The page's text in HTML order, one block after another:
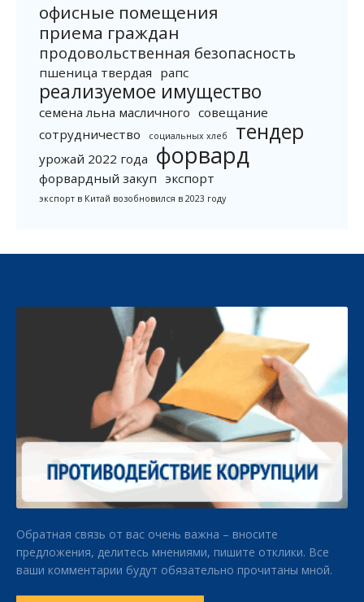
офисные помещения
приема граждан
продовольственная безопасность
пшеница твердая рапс
реализуемое имущество
семена льна масличного совещание
сотрудничество
социальных хлеб тендер
урожай 2022 года форвард
форвардный закуп экспорт
экспорт в Китай возобновился в 2023 году
Обратная связь от вас очень важна – вносите
предложения, делитесь мнениями, пишите отклики. Все
ваши комментарии будут обязательно прочитаны мной.